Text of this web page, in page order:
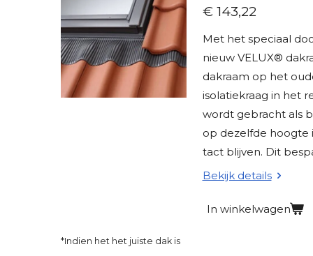
€ 143,22
Met het speciaal
nieuw VELUX®
dakraam op het
isolatiekraag in het
wordt gebracht als
op dezelfde hoogte
tact blijven. Dit
Bekijk details
In winkelwagen
*Indien het het juiste dak is